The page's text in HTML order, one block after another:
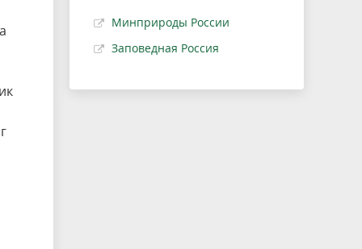
Минприроды России
Заповедная Россия